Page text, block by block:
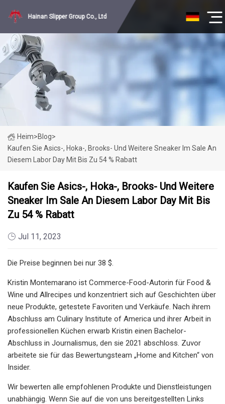
Hainan Slipper Group Co., Ltd
Heim>Blog>
Kaufen Sie Asics-, Hoka-, Brooks- Und Weitere Sneaker Im Sale An
Diesem Labor Day Mit Bis Zu 54 % Rabatt
Kaufen Sie Asics-, Hoka-, Brooks- Und Weitere
Sneaker Im Sale An Diesem Labor Day Mit Bis
Zu 54 % Rabatt
Jul 11, 2023
Die Preise beginnen bei nur 38 $.
Kristin Montemarano ist Commerce-Food-Autorin für Food &
Wine und Allrecipes und konzentriert sich auf Geschichten über
neue Produkte, getestete Favoriten und Verkäufe. Nach ihrem
Abschluss am Culinary Institute of America und ihrer Arbeit in
professionellen Küchen erwarb Kristin einen Bachelor-
Abschluss in Journalismus, den sie 2021 abschloss. Zuvor
arbeitete sie für das Bewertungsteam „Home and Kitchen“ von
Insider.
Wir bewerten alle empfohlenen Produkte und Dienstleistungen
unabhängig. Wenn Sie auf die von uns bereitgestellten Links